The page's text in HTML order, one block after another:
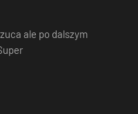
ale po dalszym